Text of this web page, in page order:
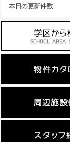
本日の更新件数